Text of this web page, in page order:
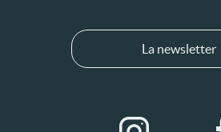
La newsletter